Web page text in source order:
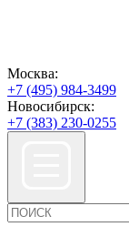
Москва:
+7 (495) 984-3499
Новосибирск:
+7 (383) 230-0255